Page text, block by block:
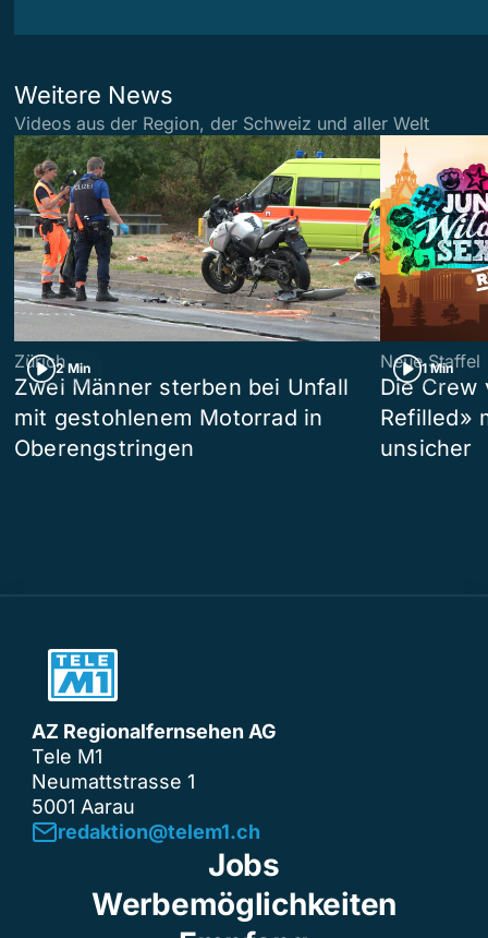
Weitere News
Videos aus der Region, der Schweiz und aller Welt
2 Min
Zürich
Zwei Männer sterben bei Unfall
mit gestohlenem Motorrad in
Oberengstringen
1 Min
Neue Staffel
Die Crew
Refilled»
unsicher
AZ Regionalfernsehen AG
Tele M1
Neumattstrasse 1
5001 Aarau
redaktion@telem1.ch
Jobs
Werbemöglichkeiten